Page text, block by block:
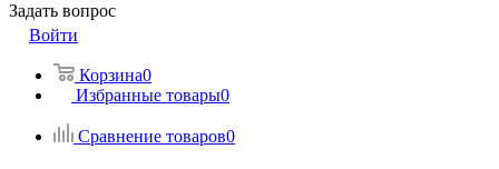
Задать вопрос
Войти
Корзина0
Избранные товары0
Сравнение товаров0